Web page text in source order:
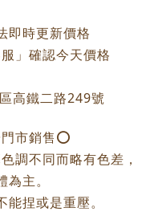
即時更新價格
」確認今天價格
高鐵二路249號
市銷售⭕️
調不同而略有色差，
主。
捏或是重壓。